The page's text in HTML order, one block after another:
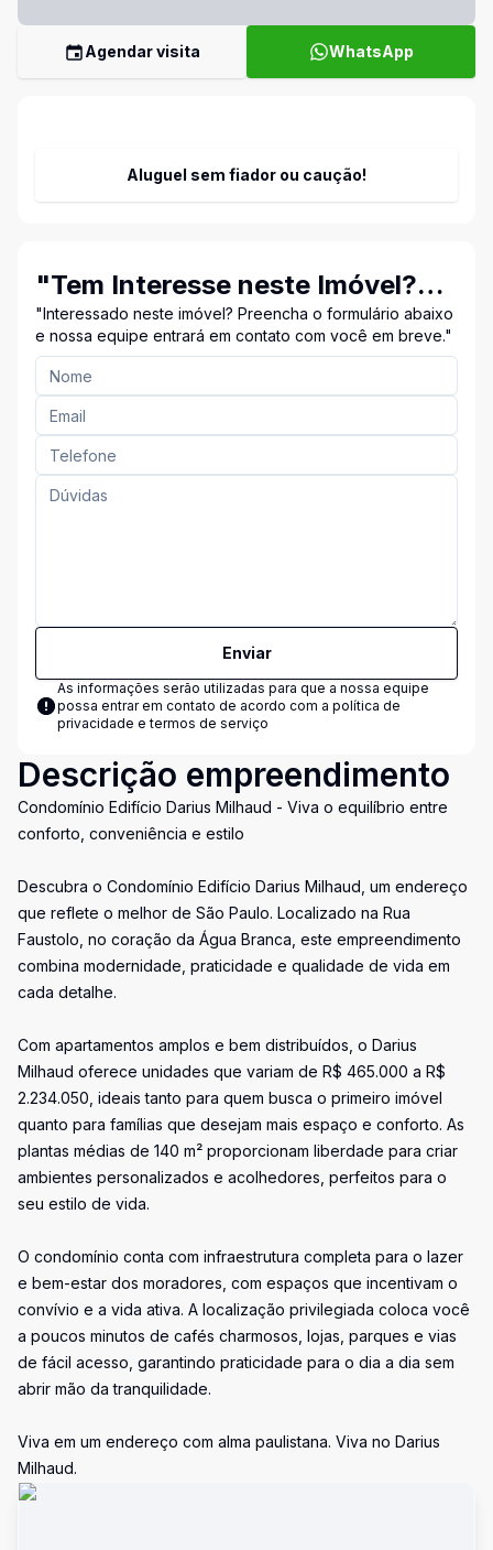
Agendar visita WhatsApp
Aluguel sem fiador ou caução!
"Tem Interesse neste Imóvel?
Entre em Contato Conosco!"
"Interessado neste imóvel? Preencha o formulário abaixo
e nossa equipe entrará em contato com você em breve."
Enviar
As informações serão utilizadas para que a nossa equipe
possa entrar em contato de acordo com a política de
privacidade e termos de serviço
Descrição empreendimento
Condomínio Edifício Darius Milhaud - Viva o equilíbrio entre
conforto, conveniência e estilo
Descubra o Condomínio Edifício Darius Milhaud, um endereço
que reflete o melhor de São Paulo. Localizado na Rua
Faustolo, no coração da Água Branca, este empreendimento
combina modernidade, praticidade e qualidade de vida em
cada detalhe.
Com apartamentos amplos e bem distribuídos, o Darius
Milhaud oferece unidades que variam de R$ 465.000 a R$
2.234.050, ideais tanto para quem busca o primeiro imóvel
quanto para famílias que desejam mais espaço e conforto. As
plantas médias de 140 m² proporcionam liberdade para criar
ambientes personalizados e acolhedores, perfeitos para o
seu estilo de vida.
O condomínio conta com infraestrutura completa para o lazer
e bem-estar dos moradores, com espaços que incentivam o
convívio e a vida ativa. A localização privilegiada coloca você
a poucos minutos de cafés charmosos, lojas, parques e vias
de fácil acesso, garantindo praticidade para o dia a dia sem
abrir mão da tranquilidade.
Viva em um endereço com alma paulistana. Viva no Darius
Milhaud.